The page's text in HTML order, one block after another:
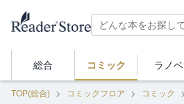
総合 コミック ラノベ
TOP(総合) コミックフロア コミック